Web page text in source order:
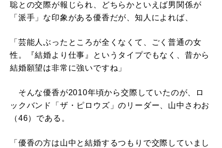
聡との交際が報じられ、どちらかといえば男関係が
「派手」な印象がある優香だが、知人によれば、
「芸能人ぶったところが全くなくて、ごく普通の女
性。『結婚より仕事』というタイプでもなく、昔から
結婚願望は非常に強いですね」
そんな優香が2010年頃から交際していたのが、ロ
ックバンド「ザ・ピロウズ」のリーダー、山中さわお
（46）である。
「優香の方は山中と結婚するつもりで交際していまし